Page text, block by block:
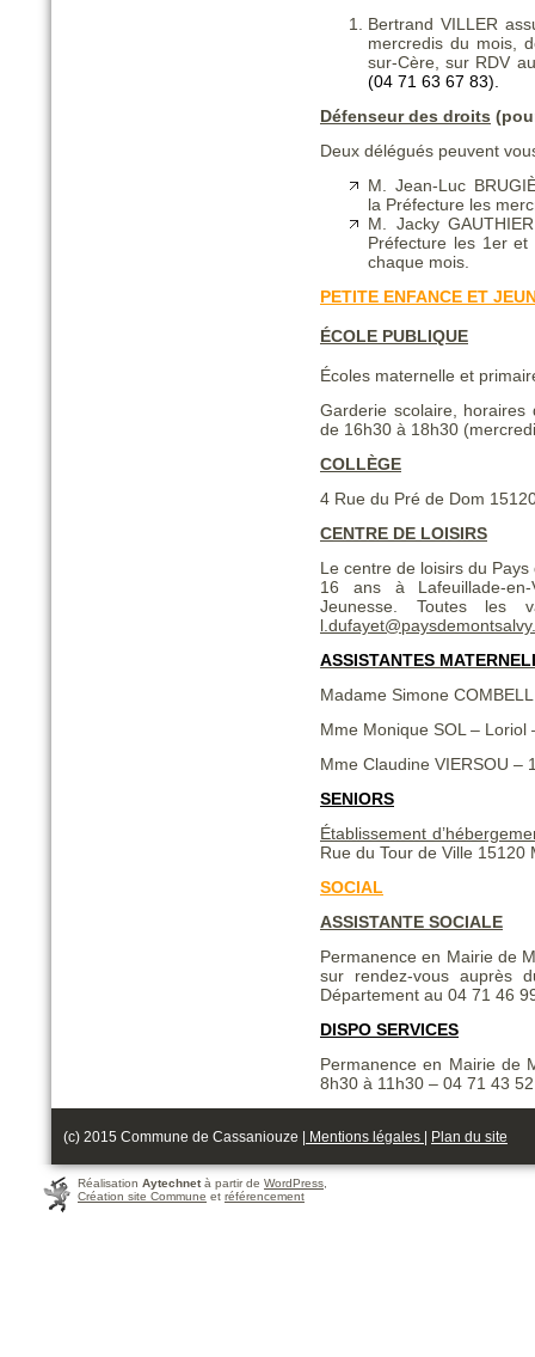
Bertrand VILLER
mercredis du mois,
sur-Cère, sur RDV
(04 71 63 67 83).
Défenseur des droits
Deux délégués peuvent
M. Jean-Luc
la Préfecture les
M. Jacky
Préfecture les 1er
chaque mois.
PETITE ENFANCE ET
ÉCOLE PUBLIQUE
Écoles maternelle et
Garderie scolaire,
de 16h30 à 18h30
COLLÈGE
4 Rue du Pré de Dom
CENTRE DE LOISIRS
Le centre de loisirs du
16 ans à Lafeuillade-
Jeunesse. Toutes les
ASSISTANTES
Madame Simone
Mme Monique SOL – Loriol
Mme Claudine VIERSOU –
SENIORS
Établissement
Rue du Tour de Ville 15120
SOCIAL
ASSISTANTE SOCIALE
Permanence en Mairie de
sur rendez-vous auprès
Département au 04 71 46
DISPO SERVICES
Permanence en Mairie de
8h30 à 11h30 – 04 71 43
(c) 2015 Commune de Cassaniouze | Mentions légales | Plan du site
Réalisation Aytechnetà partir de WordPress
Création site Commune et référencement